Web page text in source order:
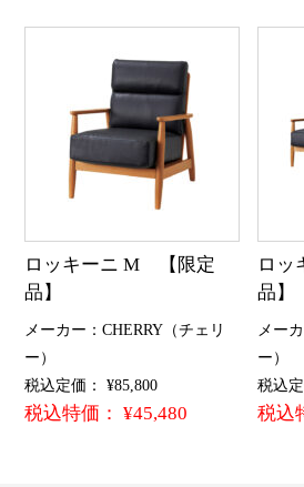
ロッキーニ M 【限定
品】
メーカー：CHERRY（チェリ
ー）
税込定価： ¥85,800
税込特価： ¥45,480
ロ
品】
メー
ー）
税込
税込